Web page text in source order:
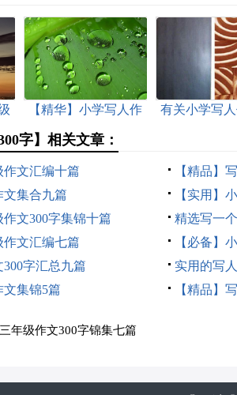
【精华】小学写人作
有关小学写
字】相关文章：
作文汇编十篇
【精品】
文集合九篇
【实用】
作文300字集锦十篇
精选写一
作文汇编七篇
【必备】
字汇总九篇
实用的写
文集锦5篇
【精品】
年级作文300字锦集七篇